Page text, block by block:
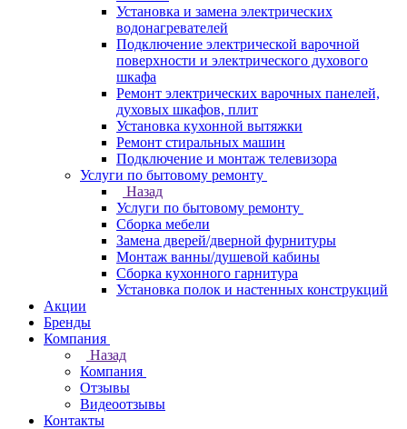
Установка и замена электрических
водонагревателей
Подключение электрической варочной
поверхности и электрического духового
шкафа
Ремонт электрических варочных панелей,
духовых шкафов, плит
Установка кухонной вытяжки
Ремонт стиральных машин
Подключение и монтаж телевизора
Услуги по бытовому ремонту
Назад
Услуги по бытовому ремонту
Сборка мебели
Замена дверей/дверной фурнитуры
Монтаж ванны/душевой кабины
Сборка кухонного гарнитура
Установка полок и настенных конструкций
Акции
Бренды
Компания
Назад
Компания
Отзывы
Видеоотзывы
Контакты